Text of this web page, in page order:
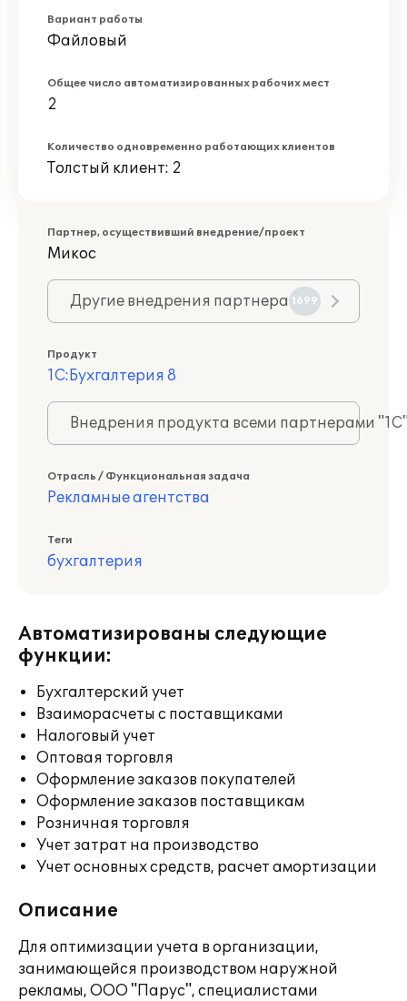
Вариант работы
Файловый
Общее число автоматизированных рабочих мест
2
Количество одновременно работающих клиентов
Толстый клиент: 2
Партнер, осуществивший внедрение/проект
Микос
Другие внедрения партнера 1699
Продукт
1С:Бухгалтерия 8
Внедрения продукта всеми партнерами
Отрасль / Функциональная задача
Рекламные агентства
Теги
бухгалтерия
Автоматизированы следующие
функции:
Бухгалтерский учет
Взаиморасчеты с поставщиками
Налоговый учет
Оптовая торговля
Оформление заказов покупателей
Оформление заказов поставщикам
Розничная торговля
Учет затрат на производство
Учет основных средств, расчет амортизации
Описание
Для оптимизации учета в организации,
занимающейся производством наружной
рекламы, ООО "Парус", специалистами